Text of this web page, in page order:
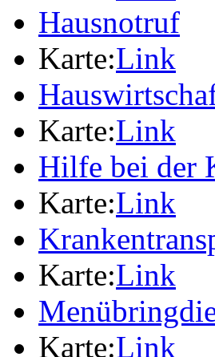
Hausnotruf
Karte:Link
Karte:Link
Hilfe bei der
Karte:Link
Karte:Link
Karte:Link